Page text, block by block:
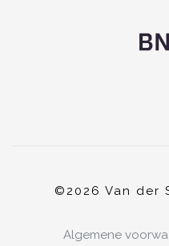
©2026 Van der
Algemene